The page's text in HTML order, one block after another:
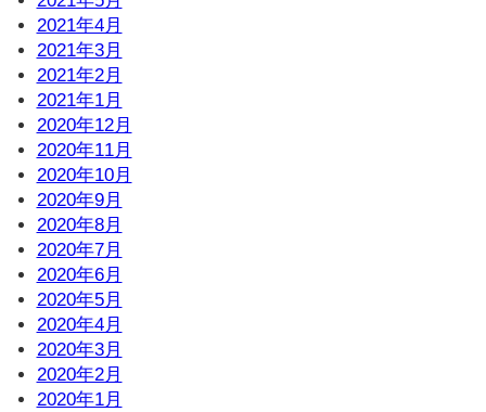
2021年4月
2021年3月
2021年2月
2021年1月
2020年12月
2020年11月
2020年10月
2020年9月
2020年8月
2020年7月
2020年6月
2020年5月
2020年4月
2020年3月
2020年2月
2020年1月